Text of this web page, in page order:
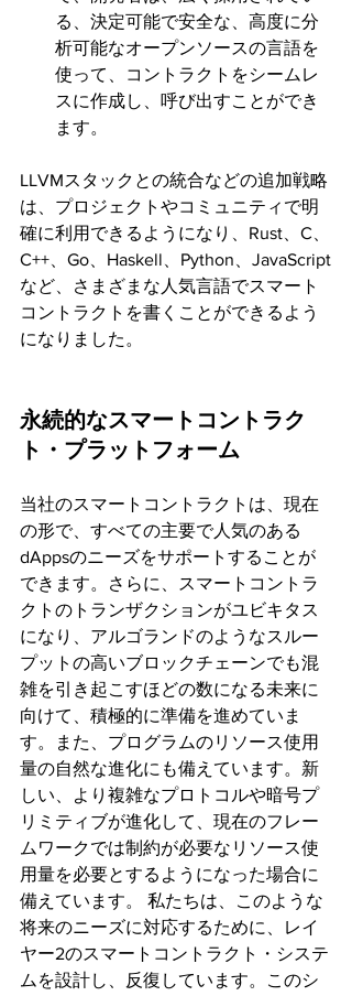
る、決定可能で安全な、高度に分
析可能なオープンソースの言語を
使って、コントラクトをシームレ
スに作成し、呼び出すことができ
ます。
LLVMスタックとの統合などの追加戦略
は、プロジェクトやコミュニティで明
確に利用できるようになり、Rust、C、
C++、Go、Haskell、Python、JavaScript
など、さまざまな人気言語でスマート
コントラクトを書くことができるよう
になりました。
永続的なスマートコントラク
ト・プラットフォーム
当社のスマートコントラクトは、現在
の形で、すべての主要で人気のある
dAppsのニーズをサポートすることが
できます。さらに、スマートコントラ
クトのトランザクションがユビキタス
になり、アルゴランドのようなスルー
プットの高いブロックチェーンでも混
雑を引き起こすほどの数になる未来に
向けて、積極的に準備を進めていま
す。また、プログラムのリソース使用
量の自然な進化にも備えています。新
しい、より複雑なプロトコルや暗号プ
リミティブが進化して、現在のフレー
ムワークでは制約が必要なリソース使
用量を必要とするようになった場合に
備えています。 私たちは、このような
将来のニーズに対応するために、レイ
ヤー2のスマートコントラクト・システ
ムを設計し、反復しています。このシ